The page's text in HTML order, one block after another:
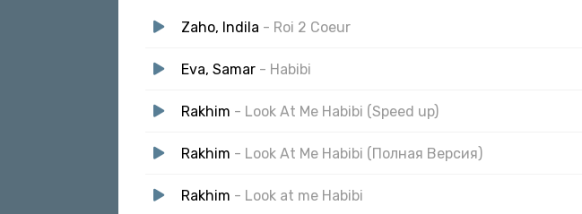
Zaho, Indila - Roi 2 Coeur
Eva, Samar - Habibi
Rakhim - Look At Me Habibi (Speed up)
Rakhim - Look At Me Habibi (Полная Версия)
Rakhim - Look at me Habibi